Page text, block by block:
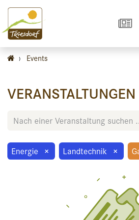
› Events
VERANSTALTUNGEN
Energie × Landtechnik ×